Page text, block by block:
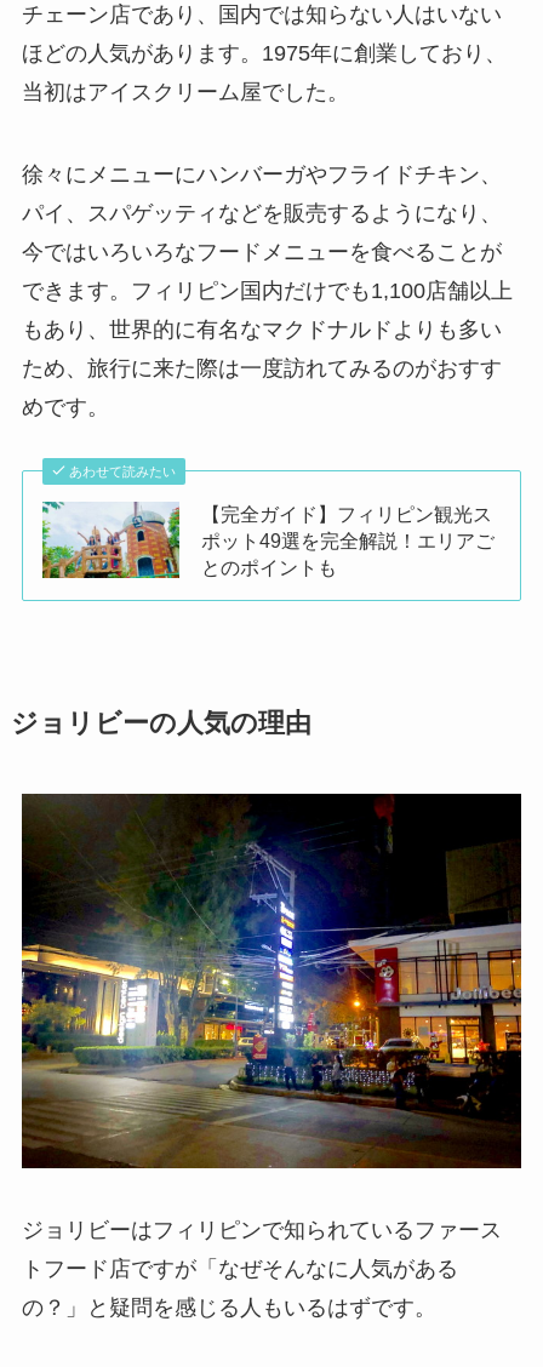
チェーン店であり、国内では知らない人はいない
ほどの人気があります。1975年に創業しており、
当初はアイスクリーム屋でした。
徐々にメニューにハンバーガやフライドチキン、
パイ、スパゲッティなどを販売するようになり、
今ではいろいろなフードメニューを食べることが
できます。フィリピン国内だけでも1,100店舗以上
もあり、世界的に有名なマクドナルドよりも多い
ため、旅行に来た際は一度訪れてみるのがおすす
めです。
あわせて読みたい
【完全ガイド】フィリピン観光ス
ポット49選を完全解説！エリアご
とのポイントも
ジョリビーの人気の理由
ジョリビーはフィリピンで知られているファース
トフード店ですが「なぜそんなに人気がある
の？」と疑問を感じる人もいるはずです。